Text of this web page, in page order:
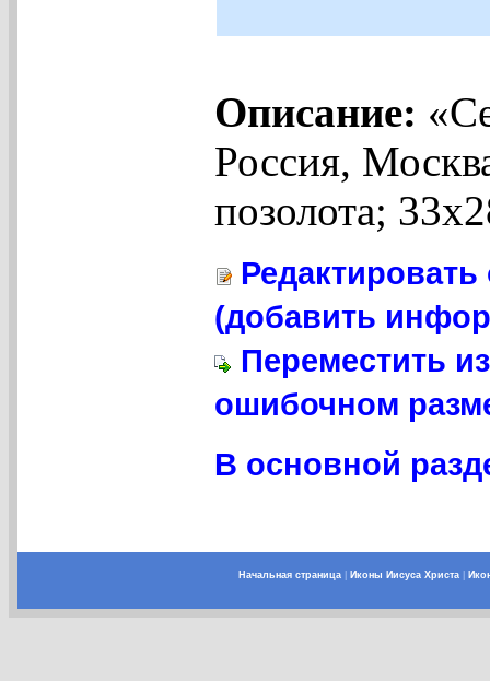
Описание:
Россия,
позолота;
(добавить
Переместить
ошибочном
В основной
Начальная страница| Иконы Иисуса Христа|